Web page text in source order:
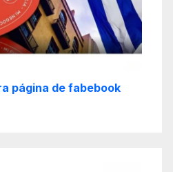
página de fabebook